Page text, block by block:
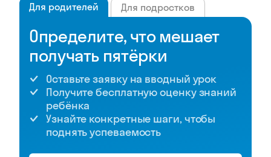
Для родителей Для подростков
Определите, что мешает
получать пятёрки
Оставьте заявку на вводный урок
Получите бесплатную оценку знаний
ребёнка
Узнайте конкретные шаги, чтобы
поднять успеваемость